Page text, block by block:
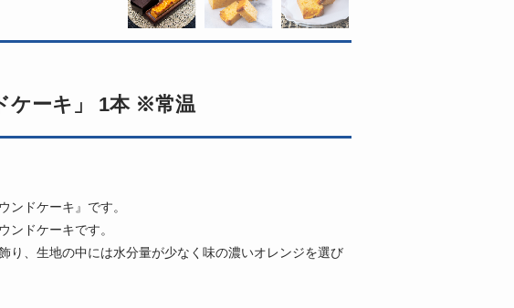
ケーキ」 1本 ※常温
ンドケーキ』です。
ンドケーキです。
り、生地の中には水分量が少なく味の濃いオレンジを選び